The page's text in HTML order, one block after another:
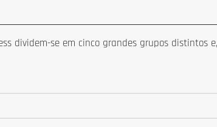
dividem-se em cinco grandes grupos